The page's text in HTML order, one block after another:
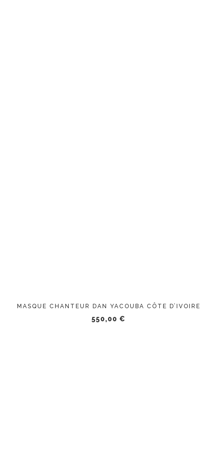
MASQUE CHANTEUR DAN YACOUBA CÔTE D’IVOIRE
550,00 €